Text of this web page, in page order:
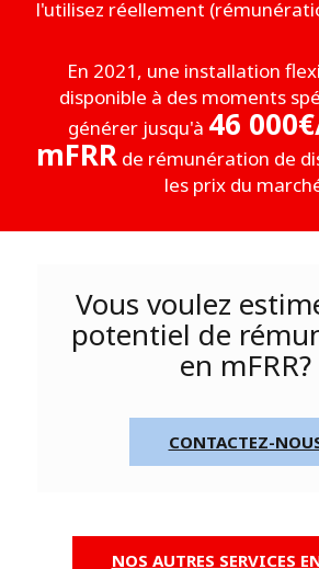
l'utilisez réellement
En 2021, une installation
disponible à des moments
générer jusqu'à 46
mFRR de rémunération de
les prix du
Vous voulez
potentiel de
en mFRR?
CONTACTEZ-
NOS AUTRES SERVICES